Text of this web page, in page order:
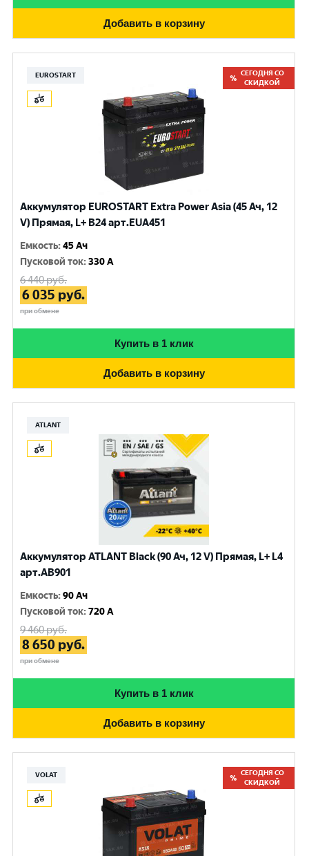
Добавить в корзину
EUROSTART
СЕГОДНЯ СО
СКИДКОЙ
Аккумулятор EUROSTART Extra Power Asia (45 Ач, 12
V) Прямая, L+ B24 арт.EUA451
Емкость:45 Ач
Пусковой ток:330 A
6 440руб.
6 035 руб.
при обмене
Купить в 1 клик
Добавить в корзину
ATLANT
Аккумулятор ATLANT Black (90 Ач, 12 V) Прямая, L+ L4
арт.AB901
Емкость:90 Ач
Пусковой ток:720 A
9 460руб.
8 650 руб.
при обмене
Купить в 1 клик
Добавить в корзину
VOLAT
СЕГОДНЯ СО
СКИДКОЙ